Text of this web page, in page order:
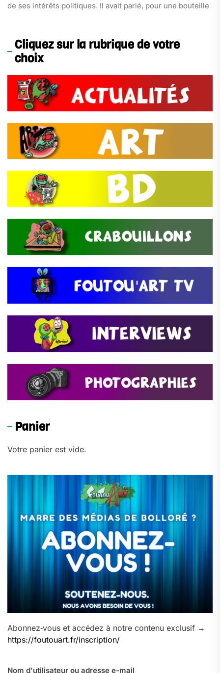
de ses intérêts politiques. Il avait parié, pour une bouteille
franchise. On ne maltraite pas impunément les migrants,
[…]Cliquez sur la rubrique de votre
choix
Panier
Votre panier est vide.
Abonnez‑vous et accédez à notre contenu exclusif →
https://foutouart.fr/inscription/
Nom d'utilisateur ou adresse e-mail